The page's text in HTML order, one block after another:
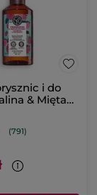
i do
& Mięta
(791)